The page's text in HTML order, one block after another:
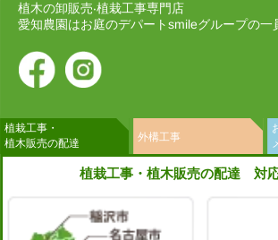
植木の卸販売‧植栽工事専門店
愛知農園はお庭のデパートsmileグループの一
植栽工事・
植木販売の配達 外構工事
植栽工事・植木販売の配達 対